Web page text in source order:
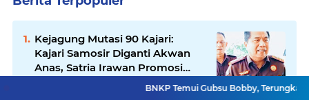
Kejagung Mutasi 90 Kajari:
Kajari Samosir Diganti Akwan
Anas, Satria Irawan Promosi
BNKP Temui Gubsu Bobby, Terungkap Tiga Misi